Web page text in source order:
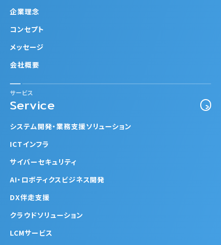
企業理念
コンセプト
メッセージ
会社概要
サービス
Service
システム開発・業務支援ソリューション
ICTインフラ
サイバーセキュリティ
AI・ロボティクスビジネス開発
DX伴走支援
クラウドソリューション
LCMサービス